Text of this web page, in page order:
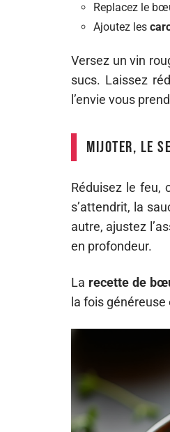
Replacez le
Ajoutez les
Versez un vin
sucs. Laissez
l’envie vous
Mijoter, le
Réduisez le feu,
s’attendrit, la
autre, ajustez
en profondeur.
La recette de
la fois